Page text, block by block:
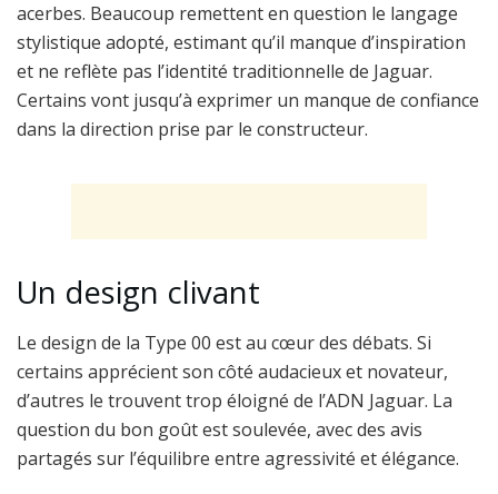
acerbes. Beaucoup remettent en question le langage
stylistique adopté, estimant qu’il manque d’inspiration
et ne reflète pas l’identité traditionnelle de Jaguar.
Certains vont jusqu’à exprimer un manque de confiance
dans la direction prise par le constructeur.
Un design clivant
Le design de la Type 00 est au cœur des débats. Si
certains apprécient son côté audacieux et novateur,
d’autres le trouvent trop éloigné de l’ADN Jaguar. La
question du bon goût est soulevée, avec des avis
partagés sur l’équilibre entre agressivité et élégance.